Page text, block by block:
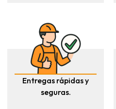
Entregas rápidas y
seguras.